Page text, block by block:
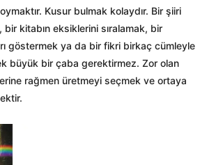
Kusur bulmak kolaydır. Bir şiiri
kitabın eksiklerini sıralamak, bir
göstermek ya da bir fikri birkaç cümleyle
büyük bir çaba gerektirmez. Zor olan
rağmen üretmeyi seçmek ve ortaya